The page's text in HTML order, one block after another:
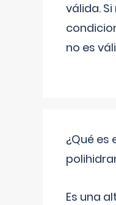
válida.
no es
¿Qué es
Es una